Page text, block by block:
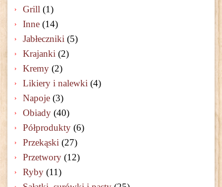
Grill (1)
Inne (14)
Jabłeczniki (5)
Krajanki (2)
Kremy (2)
Likiery i nalewki (4)
Napoje (3)
Obiady (40)
Półprodukty (6)
Przekąski (27)
Przetwory (12)
Ryby (11)